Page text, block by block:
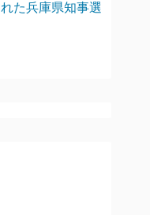
た兵庫県知事選